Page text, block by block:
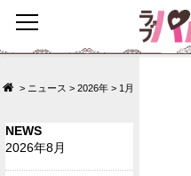
toggle
navigation
> ニュース > 2026年> 1月
NEWS
2026年8月